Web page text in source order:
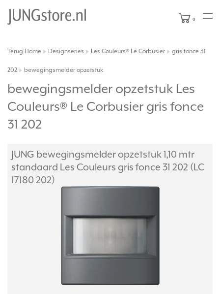
0
Terug Home Designseries Les Couleurs® Le Corbusier gris fonce 31
202 bewegingsmelder opzetstuk
bewegingsmelder opzetstuk Les
Couleurs® Le Corbusier gris fonce
31 202
JUNG bewegingsmelder opzetstuk 1,10 mtr
standaard Les Couleurs gris fonce 31 202 (LC
17180 202)